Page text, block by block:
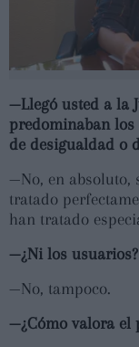
—Llegó usted a la
predominaban
de desigualdad o
—No, en absoluto,
tratado
han tratado
—¿Ni los usuarios?
—No, tampoco.
—¿Cómo valora el